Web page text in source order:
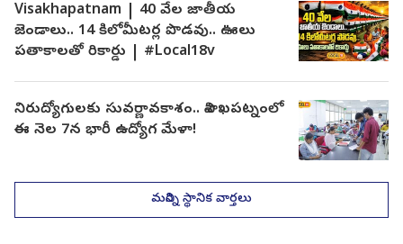
Visakhapatnam | 40 వేల‌ జాతీయ
జెండాలు.. 14 కిలోమీట‌ర్ల పొడ‌వు.. ఊలు
ప‌తాకాలతో రికార్డు | #Local18v
నిరుద్యోగులకు సువర్ణావకాశం.. విశాఖపట్నంలో
ఈ నెల 7న భారీ ఉద్యోగ మేళా!
మరిన్ని స్థానిక వార్తలు